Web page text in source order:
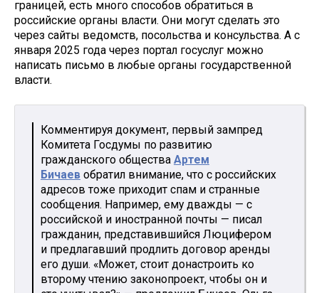
границей, есть много способов обратиться в
российские органы власти. Они могут сделать это
через сайты ведомств, посольства и консульства. А с
января 2025 года через портал госуслуг можно
написать письмо в любые органы государственной
власти.
Комментируя документ, первый зампред
Комитета Госдумы по развитию
гражданского общества Артем
Бичаев обратил внимание, что с российских
адресов тоже приходит спам и странные
сообщения. Например, ему дважды — с
российской и иностранной почты — писал
гражданин, представившийся Люцифером
и предлагавший продлить договор аренды
его души. «Может, стоит донастроить ко
второму чтению законопроект, чтобы он и